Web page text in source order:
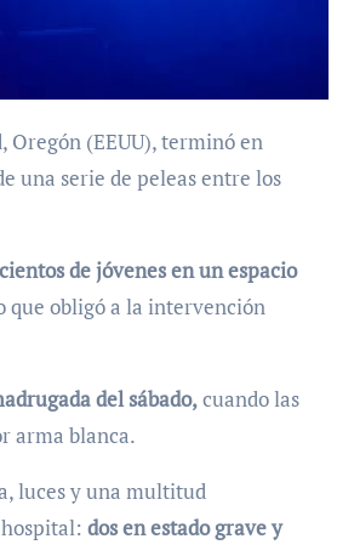
una serie de peleas entre los
de jóvenes en un espacio
que obligó a la intervención
del sábado,cuando las
arma blanca.
luces y una multitud
dos en estado grave y